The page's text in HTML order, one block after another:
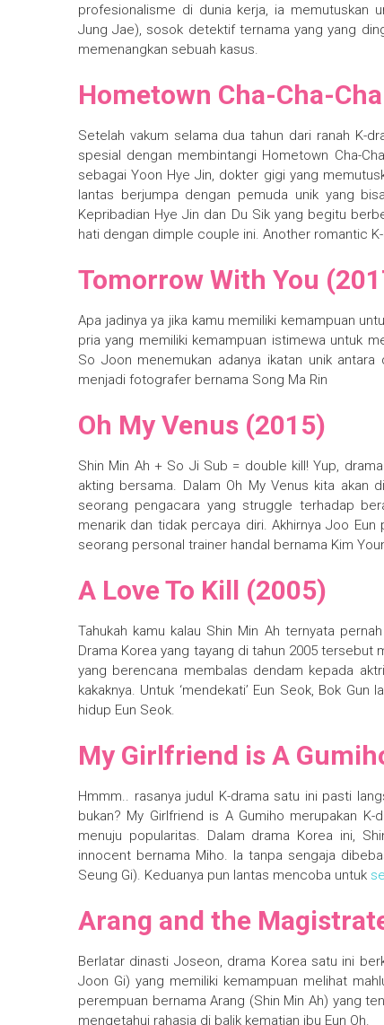
profesionalisme di dunia kerja, ia memutuskan
Jung Jae), sosok detektif ternama yang yang
memenangkan sebuah kasus.
Hometown Cha-Cha-
Setelah vakum selama dua tahun dari ranah K-
spesial dengan membintangi Hometown Cha-
sebagai Yoon Hye Jin, dokter gigi yang
lantas berjumpa dengan pemuda unik yang
Kepribadian Hye Jin dan Du Sik yang begitu
hati dengan dimple couple ini. Another romantic
Tomorrow With You
Apa jadinya ya jika kamu memiliki kemampuan
pria yang memiliki kemampuan istimewa untuk
So Joon menemukan adanya ikatan unik
menjadi fotografer bernama Song Ma Rin
Oh My Venus (2015)
Shin Min Ah + So Ji Sub = double kill! Yup,
akting bersama. Dalam Oh My Venus kita akan
seorang pengacara yang struggle terhadap
menarik dan tidak percaya diri. Akhirnya Joo
seorang personal trainer handal bernama Kim
A Love To Kill (2005)
Tahukah kamu kalau Shin Min Ah ternyata
Drama Korea yang tayang di tahun 2005 tersebut
yang berencana membalas dendam kepada
kakaknya. Untuk ‘mendekati’ Eun Seok, Bok
hidup Eun Seok.
My Girlfriend is A
Hmmm.. rasanya judul K-drama satu ini pasti
bukan? My Girlfriend is A Gumiho merupakan
menuju popularitas. Dalam drama Korea ini,
innocent bernama Miho. Ia tanpa sengaja
Seung Gi). Keduanya pun lantas mencoba untuk
Arang and the
Berlatar dinasti Joseon, drama Korea satu ini
Joon Gi) yang memiliki kemampuan melihat
perempuan bernama Arang (Shin Min Ah) yang
mengetahui rahasia di balik kematian ibu Eun Oh.